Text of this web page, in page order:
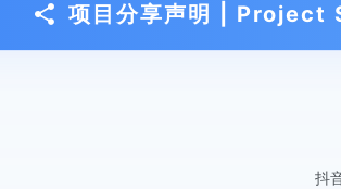
项目分享声明 | Project
抖